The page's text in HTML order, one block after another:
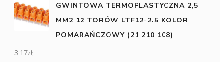
GWINTOWA TERMOPLASTYCZNA 2,5
MM2 12 TORÓW LTF12-2.5 KOLOR
POMARAŃCZOWY (21 210 108)
3,17zł